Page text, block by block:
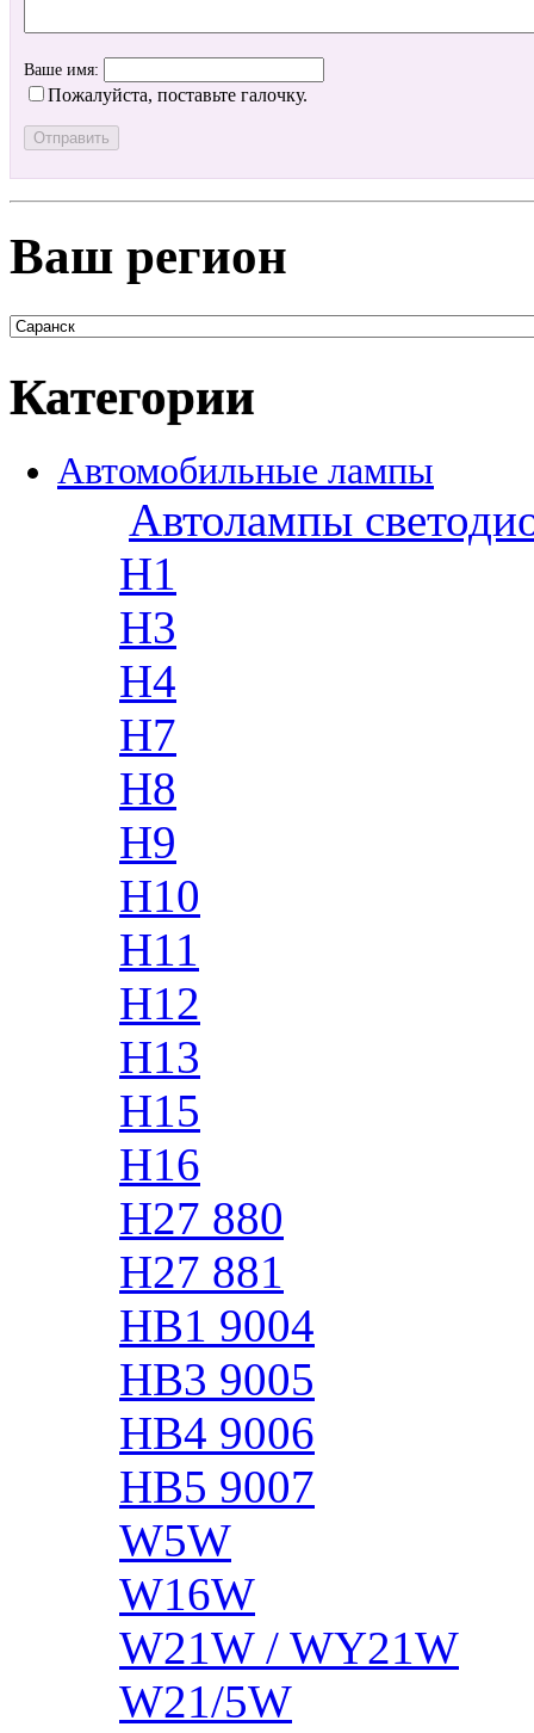
Ваше имя:
Пожалуйста, поставьте галочку.
Ваш регион
Категории
Автомобильные лампы
Автолампы
H1
H3
H4
H7
H8
H9
H10
H11
H12
H13
H15
H16
H27 880
H27 881
HB1 9004
HB3 9005
HB4 9006
HB5 9007
W5W
W16W
W21W / WY21W
W21/5W